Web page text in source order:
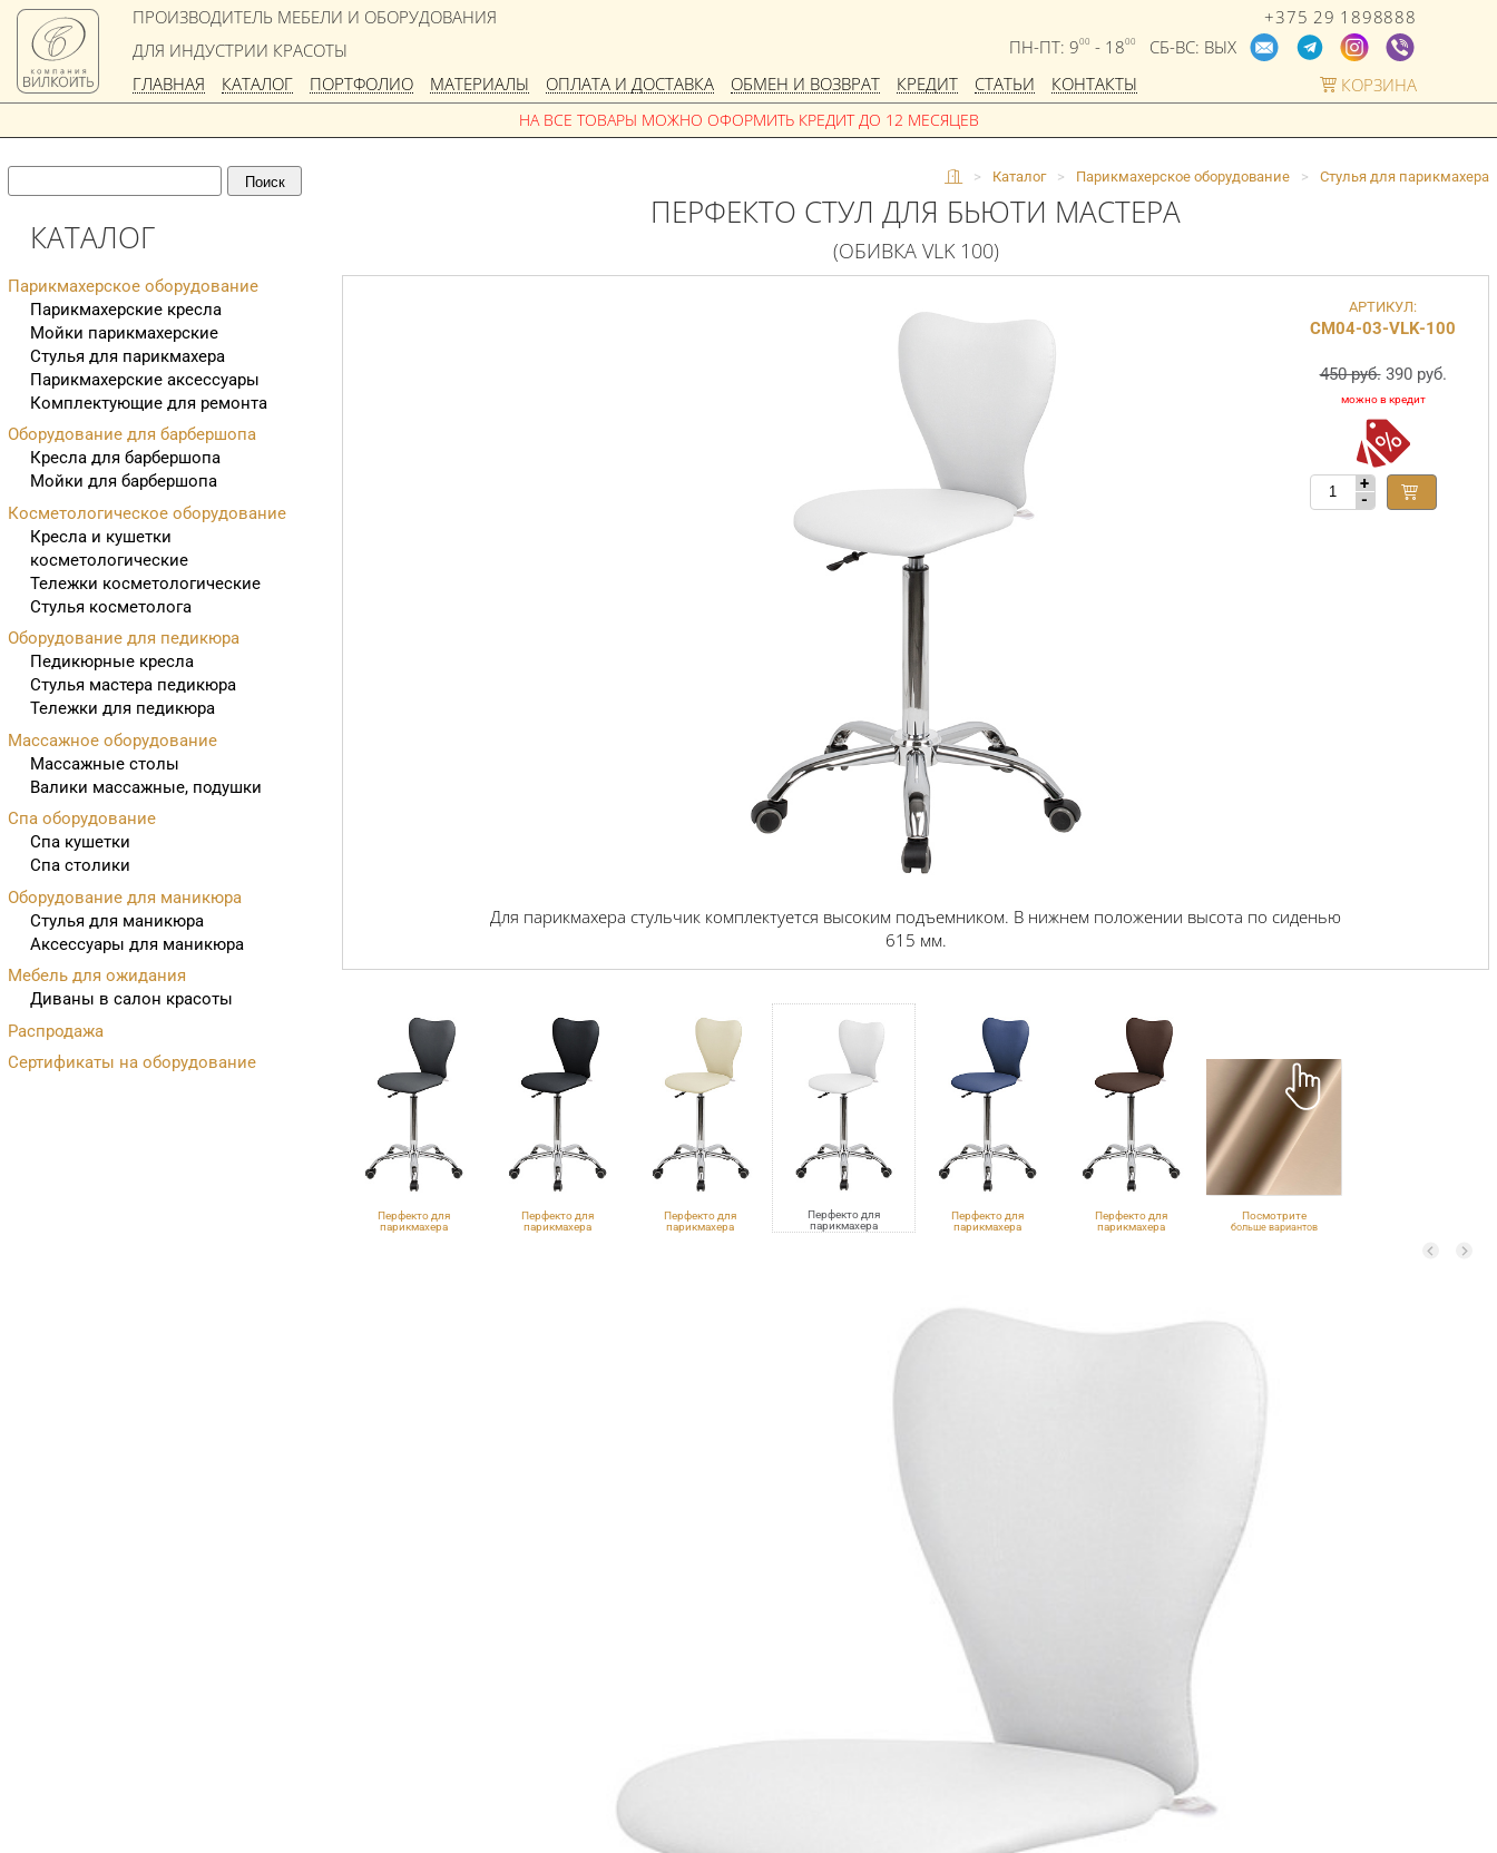
ПРОИЗВОДИТЕЛЬ МЕБЕЛИ И ОБОРУДОВАНИЯ
ДЛЯ ИНДУСТРИИ КРАСОТЫ
+375 29 1898888
ПН-ПТ: 900 - 1800
СБ-ВС: ВЫХ
ГЛАВНАЯ
КАТАЛОГ ПОРТФОЛИО МАТЕРИАЛЫ ОПЛАТА И ДОСТАВКА ОБМЕН И ВОЗВРАТ КРЕДИТ СТАТЬИ КОНТАКТЫ КОРЗИНА
> Каталог > Парикмахерское оборудование > Стулья для парикмахера
ПЕРФЕКТО СТУЛ ДЛЯ БЬЮТИ МАСТЕРА
(ОБИВКА VLK 100)
АРТИКУЛ:
СМ04-03-VLK-100
450 руб. 390 руб.
+
-
Для парикмахера стульчик комплектуется высоким подъемником. В нижнем положении высота по сиденью
615 мм.
Перфекто для
парикмахера
Перфекто для
парикмахера
Перфекто для
парикмахера
Перфекто для
парикмахера
Перфекто для
парикмахера
Перфекто для
парикмахера
Посмотрите
больше вариантов
КАТАЛОГ
Парикмахерское оборудование
Парикмахерские кресла
Мойки парикмахерские
Стулья для парикмахера
Парикмахерские аксессуары
Комплектующие для ремонта
Оборудование для барбершопа
Кресла для барбершопа
Мойки для барбершопа
Косметологическое оборудование
Кресла и кушетки
косметологические
Тележки косметологические
Стулья косметолога
Оборудование для педикюра
Педикюрные кресла
Стулья мастера педикюра
Тележки для педикюра
Массажное оборудование
Массажные столы
Валики массажные, подушки
Спа оборудование
Спа кушетки
Спа столики
Оборудование для маникюра
Стулья для маникюра
Аксессуары для маникюра
Мебель для ожидания
Диваны в салон красоты
Распродажа
Сертификаты на оборудование